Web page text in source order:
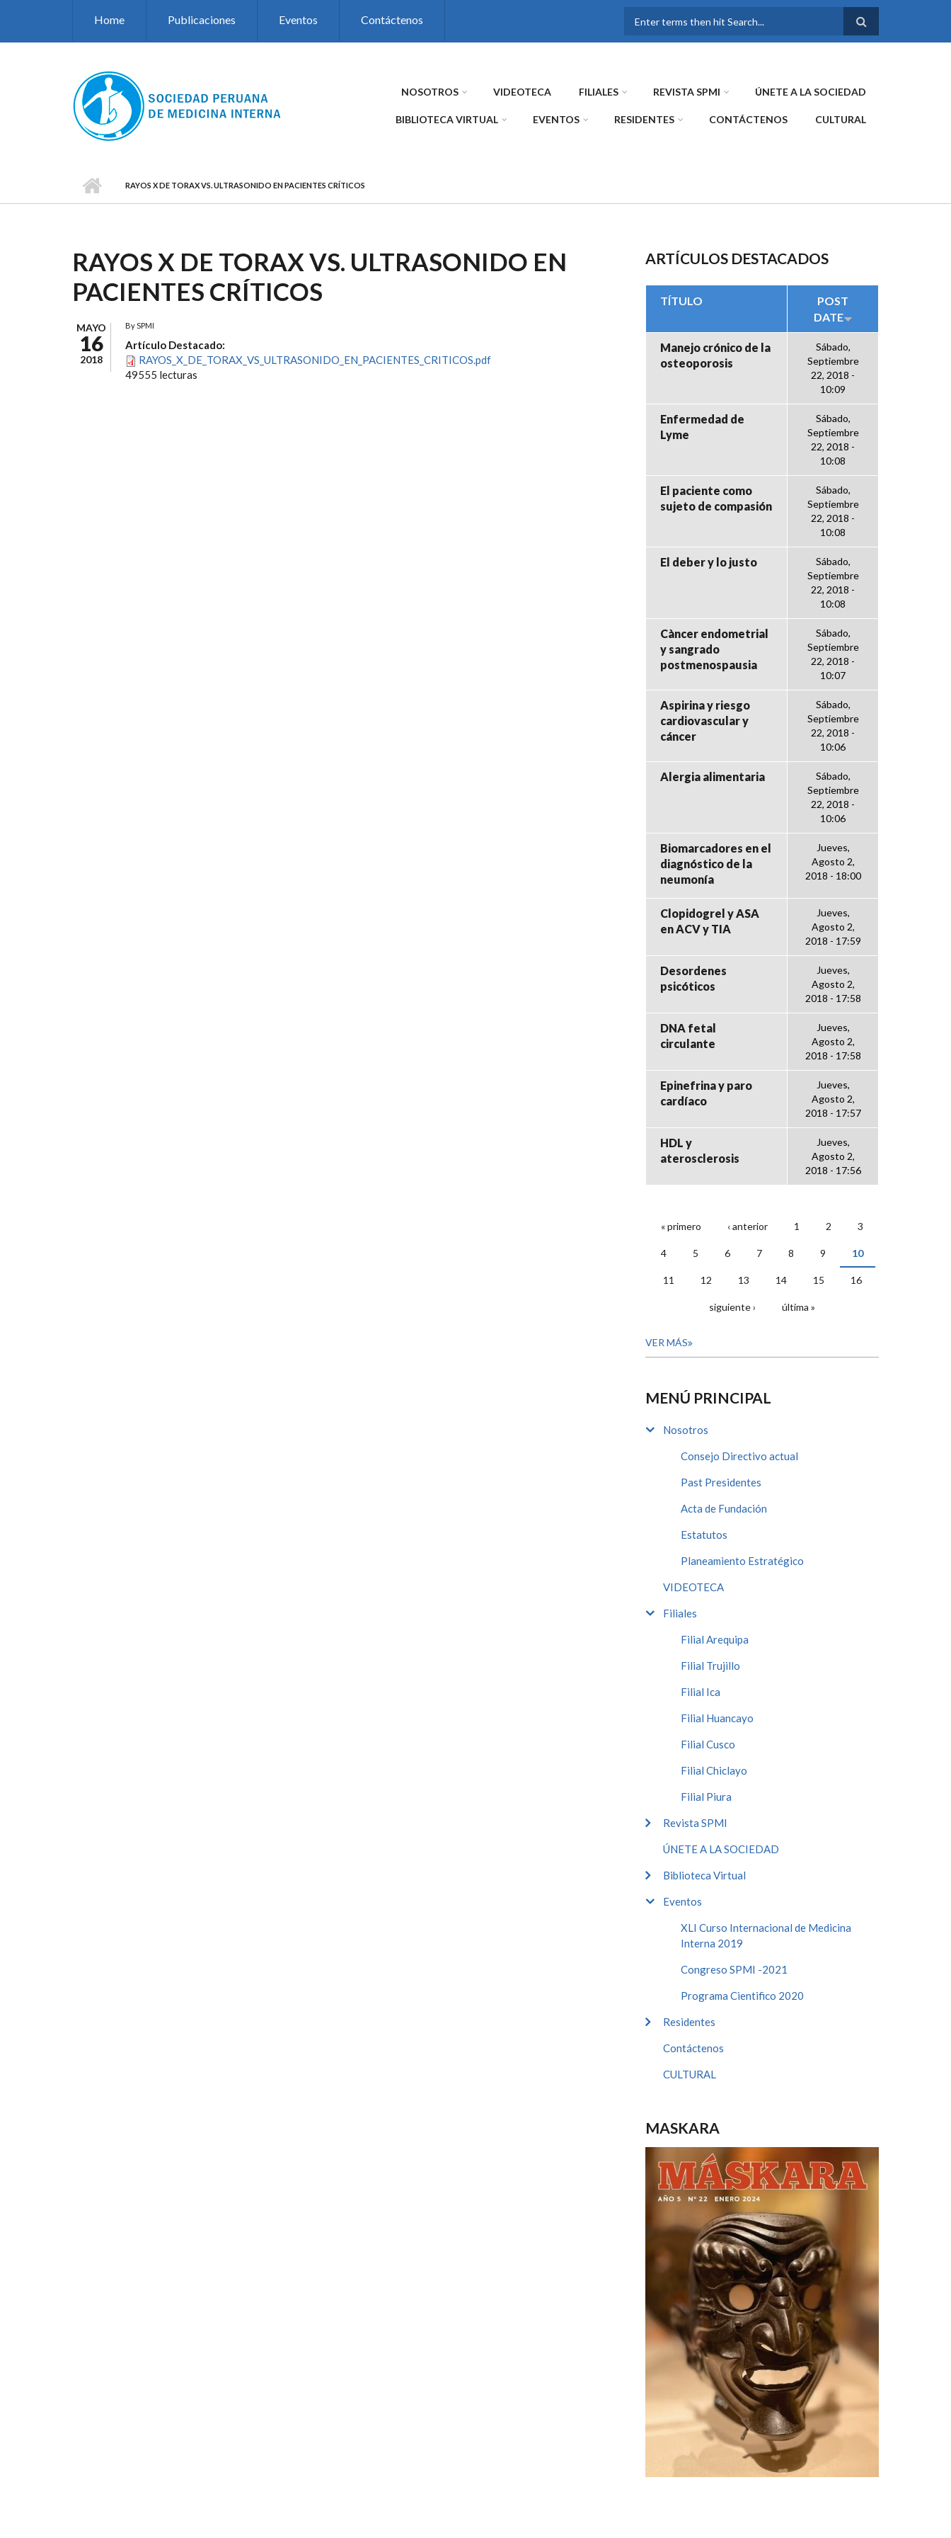
Home Publicaciones Eventos Contáctenos
FORMULARIO DE
NOSOTROS VIDEOTECA FILIALES REVISTA SPMI ÚNETE A LA SOCIEDAD
BIBLIOTECA VIRTUAL EVENTOS RESIDENTES CONTÁCTENOS CULTURAL
RAYOS X DE TORAX VS. ULTRASONIDO EN PACIENTES CRÍTICOS
RAYOS X DE TORAX VS. ULTRASONIDO EN
PACIENTES CRÍTICOS
MAYO
16
2018
BySPMI
Artículo Destacado:
RAYOS_X_DE_TORAX_VS_ULTRASONIDO_EN_PACIENTES_CRITICOS.pdf
49555 lecturas
ARTÍCULOS DESTACADOS
TÍTULO
POST
DATE
Manejo crónico de la
osteoporosis
Sábado,
Septiembre
22, 2018 -
10:09
Enfermedad de
Lyme
Sábado,
Septiembre
22, 2018 -
10:08
El paciente como
sujeto de compasión
Sábado,
Septiembre
22, 2018 -
10:08
El deber y lo justo
Sábado,
Septiembre
22, 2018 -
10:08
Càncer endometrial
y sangrado
postmenospausia
Sábado,
Septiembre
22, 2018 -
10:07
Aspirina y riesgo
cardiovascular y
cáncer
Sábado,
Septiembre
22, 2018 -
10:06
Alergia alimentaria
Sábado,
Septiembre
22, 2018 -
10:06
Biomarcadores en el
diagnóstico de la
neumonía
Jueves,
Agosto 2,
2018 - 18:00
Clopidogrel y ASA
en ACV y TIA
Jueves,
Agosto 2,
2018 - 17:59
Desordenes
psicóticos
Jueves,
Agosto 2,
2018 - 17:58
DNA fetal
circulante
Jueves,
Agosto 2,
2018 - 17:58
Epinefrina y paro
cardíaco
Jueves,
Agosto 2,
2018 - 17:57
HDL y
aterosclerosis
Jueves,
Agosto 2,
2018 - 17:56
PÁGINAS
« primero ‹ anterior 1 2 3
4 5 6 7 8 9 10
11 12 13 14 15 16
siguiente › última »
VER MÁS
MENÚ PRINCIPAL
Nosotros
Consejo Directivo actual
Past Presidentes
Acta de Fundación
Estatutos
Planeamiento Estratégico
VIDEOTECA
Filiales
Filial Arequipa
Filial Trujillo
Filial Ica
Filial Huancayo
Filial Cusco
Filial Chiclayo
Filial Piura
Revista SPMI
ÚNETE A LA SOCIEDAD
Biblioteca Virtual
Eventos
XLI Curso Internacional de Medicina
Interna 2019
Congreso SPMI -2021
Programa Cientifico 2020
Residentes
Contáctenos
CULTURAL
MASKARA